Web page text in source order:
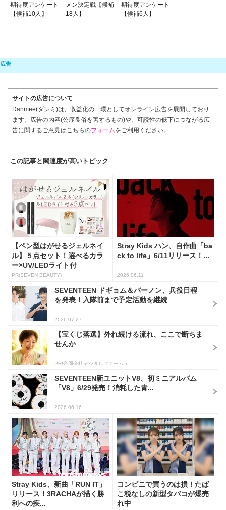
期待度アンケート
【候補10人】
メン決定戦【候補
18人】
期待度アンケート
【候補6人】
サイトの広告について
Danmee(ダンミ)は、収益化の一環としてオンライン広告を展開しており
ます。広告の内容(公序良俗を害するもの)や、可読性の低下につながる広
告に関するご意見はこちらのフォームをご利用ください。
この記事と関連度が高いトピック
【ペン型はがせるジェルネイ
ル】５点セット！選べるカラ
ー×UV/LEDライト付
PR(SEVEN BEAUTY)
Stray Kids ハン、自作曲「ba
ck to life」6/11リリース！...
2026.06.11
SEVENTEEN ドギョム＆バーノン、兵役日程
を発表！入隊前まで予定活動を継続
2026.07.27
【宝くじ落選】外れ続ける流れ、ここで断ちま
せんか
PR(合同会社デジタルファーム )
SEVENTEEN新ユニットV8、初ミニアルバム
「V8」6/29発売！消耗した青...
2026.06.16
Stray Kids、新曲「RUN IT」
リリース！3RACHAが描く勝
利への疾...
コンビニで買うのは損！たば
こ税なしの新型タバコが爆売
れ中